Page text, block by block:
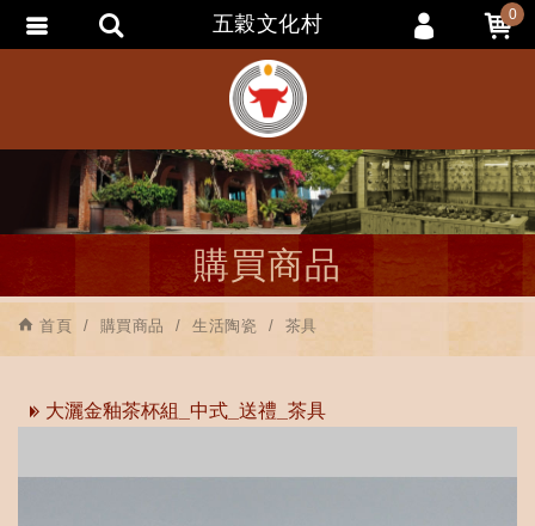
購買商品
首頁 購買商品 生活陶瓷 茶具
大灑金釉茶杯組_中式_送禮_茶具
五穀文化村 0
會員登入
會員註冊
忘記密碼
訂單查詢
追蹤清單
匯款通知